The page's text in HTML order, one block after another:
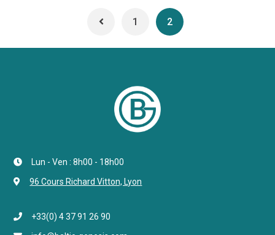
1 2
Lun - Ven : 8h00 - 18h00
96 Cours Richard Vitton, Lyon
+33(0) 4 37 91 26 90